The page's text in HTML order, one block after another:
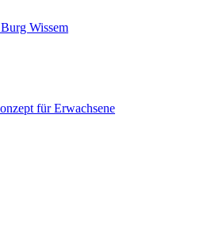
Wissem
für Erwachsene